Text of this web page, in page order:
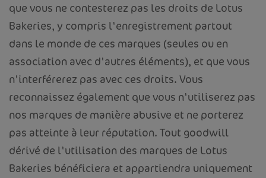
que vous ne contesterez pas les droits de Lotus
Bakeries, y compris l'enregistrement partout
dans le monde de ces marques (seules ou en
association avec d'autres éléments), et que vous
n'interférerez pas avec ces droits. Vous
reconnaissez également que vous n'utiliserez pas
nos marques de manière abusive et ne porterez
pas atteinte à leur réputation. Tout goodwill
dérivé de l'utilisation des marques de Lotus
Bakeries bénéficiera et appartiendra uniquement